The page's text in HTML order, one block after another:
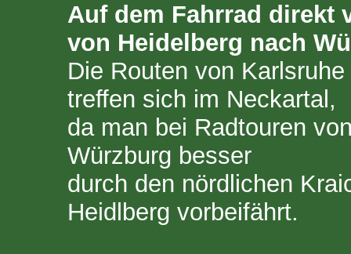
Auf dem Fahrrad direkt
von Heidelberg nach
Die Routen von
treffen sich im Neckartal,
da man bei Radtouren
Würzburg besser
durch den nördlichen
Heidlberg vorbeifährt.